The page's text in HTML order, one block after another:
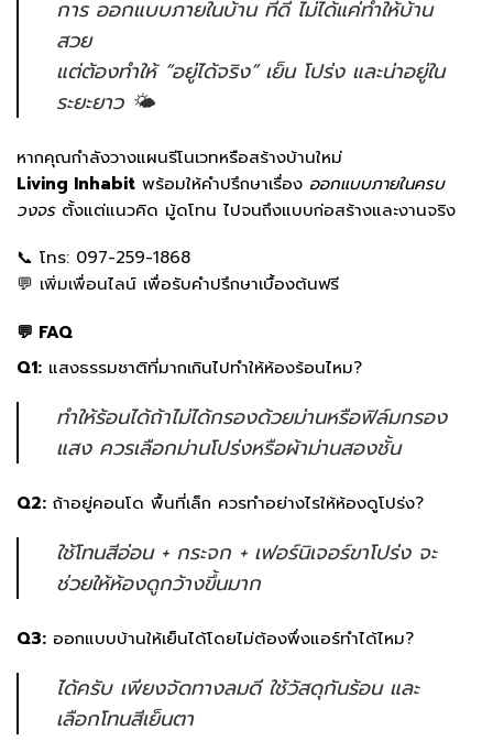
การ ออกแบบภายในบ้านที่ดี ไม่ได้แค่ทำให้บ้าน
สวย
แต่ต้องทำให้ “อยู่ได้จริง” เย็น โปร่ง และน่าอยู่ใน
ระยะยาว 🌤️
หากคุณกำลังวางแผนรีโนเวทหรือสร้างบ้านใหม่
Living Inhabit พร้อมให้คำปรึกษาเรื่อง ออกแบบภายในครบ
วงจรตั้งแต่แนวคิด มู้ดโทน ไปจนถึงแบบก่อสร้างและงานจริง
📞 โทร: 097-259-1868
💬 เพิ่มเพื่อนไลน์ เพื่อรับคำปรึกษาเบื้องต้นฟรี
💬 FAQ
Q1: แสงธรรมชาติที่มากเกินไปทำให้ห้องร้อนไหม?
ทำให้ร้อนได้ถ้าไม่ได้กรองด้วยม่านหรือฟิล์มกรอง
แสง ควรเลือกม่านโปร่งหรือผ้าม่านสองชั้น
Q2: ถ้าอยู่คอนโด พื้นที่เล็ก ควรทำอย่างไรให้ห้องดูโปร่ง?
ใช้โทนสีอ่อน + กระจก + เฟอร์นิเจอร์ขาโปร่ง จะ
ช่วยให้ห้องดูกว้างขึ้นมาก
Q3: ออกแบบบ้านให้เย็นได้โดยไม่ต้องพึ่งแอร์ทำได้ไหม?
ได้ครับ เพียงจัดทางลมดี ใช้วัสดุกันร้อน และ
เลือกโทนสีเย็นตา